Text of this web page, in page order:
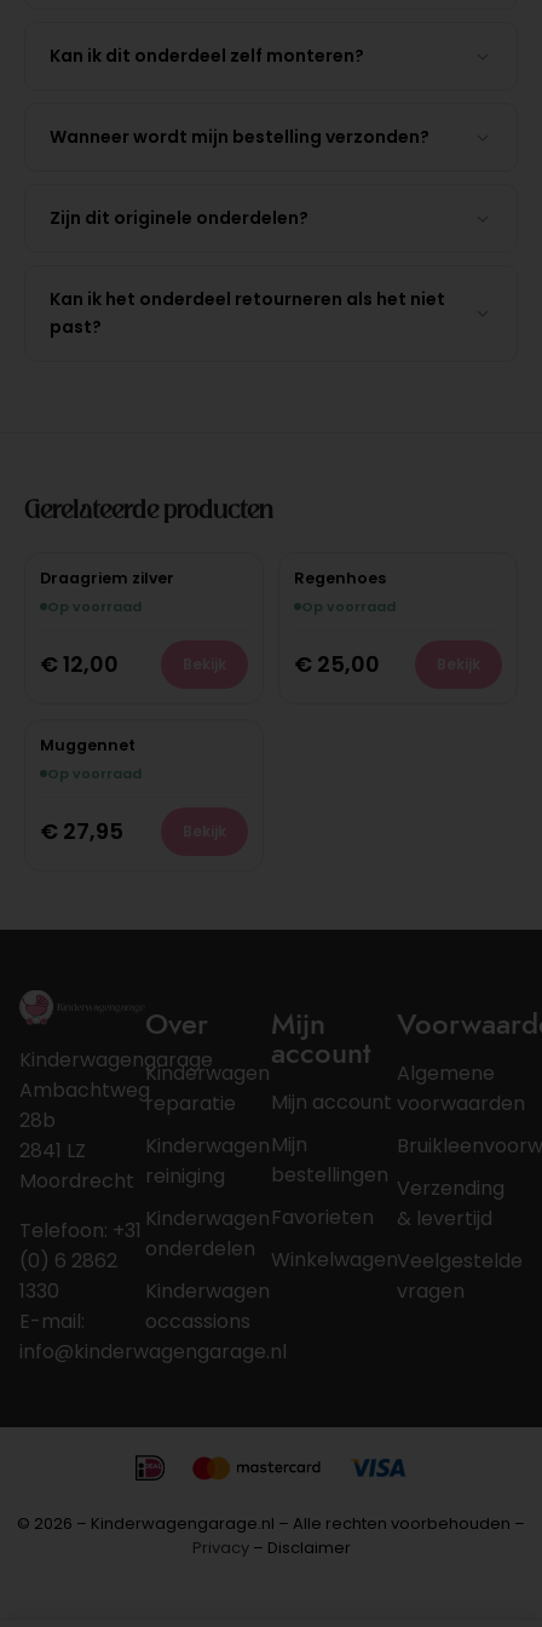
Kan ik dit onderdeel zelf monteren?
Wanneer wordt mijn bestelling verzonden?
Zijn dit originele onderdelen?
Kan ik het onderdeel retourneren als het niet
past?
Gerelateerde producten
Draagriem zilver
Op voorraad
€ 12,00
Regenhoes
Op voorraad
€ 25,00
Muggennet
Op voorraad
€ 27,95
Kinderwagengarage
Ambachtweg
28b
2841 LZ
Moordrecht
Telefoon: +31
(0) 6 2862
1330
E-mail:
info@kinderwagengarage.nl
Over
Kinderwagen
reparatie
Kinderwagen
reiniging
Kinderwagen
onderdelen
Kinderwagen
occassions
Mijn
account
Mijn account
Mijn
bestellingen
Favorieten
Winkelwagen
Algemene
voorwaarden
Verzending
& levertijd
Veelgestelde
vragen
© 2026 – Kinderwagengarage.nl – Alle rechten voorbehouden –
Privacy– Disclaimer